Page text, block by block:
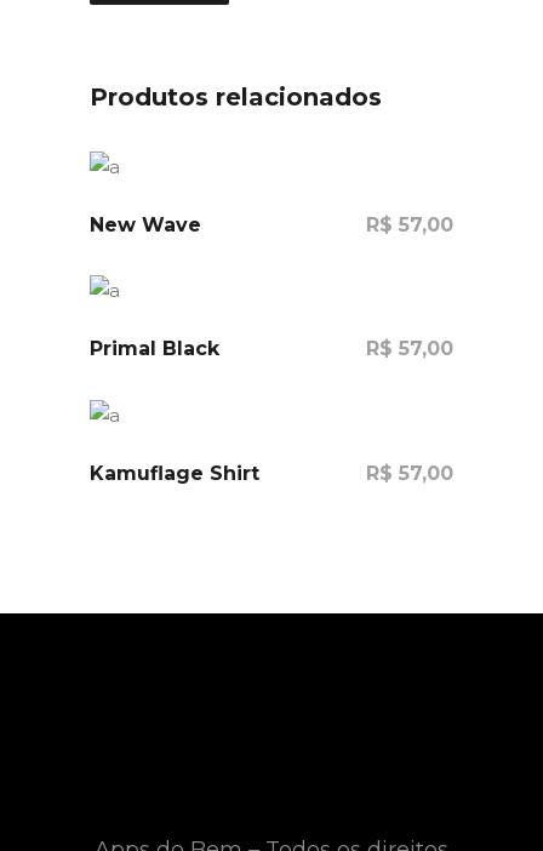
Produtos relacionados
New Wave R$ 57,00
Primal Black R$ 57,00
Kamuflage Shirt R$ 57,00